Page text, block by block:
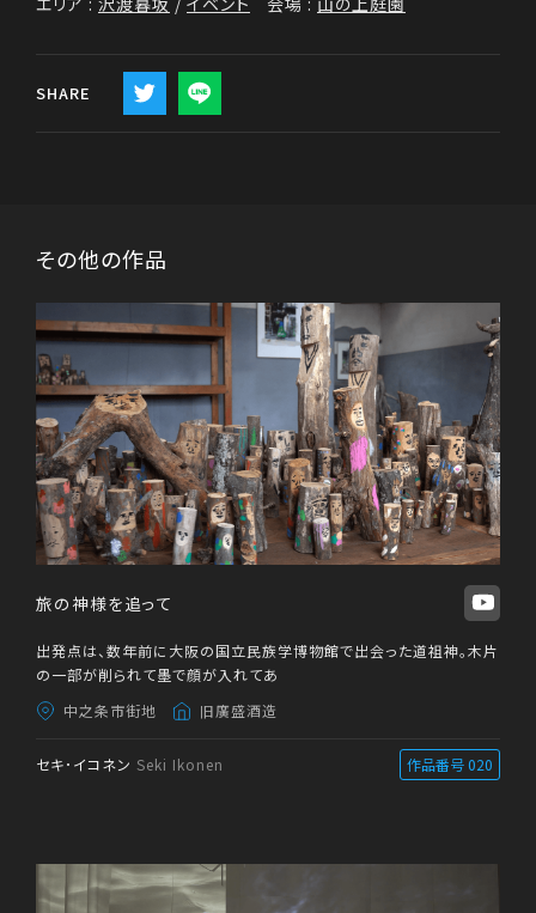
SHARE
その他の作品
旅の神様を追って
出発点は、数年前に大阪の国立民族学博物館で出会った道祖神。木片
の一部が削られて墨で顔が入れてあ
中之条市街地
旧廣盛酒造
セキ･イコネン Seki Ikonen 作品番号 020